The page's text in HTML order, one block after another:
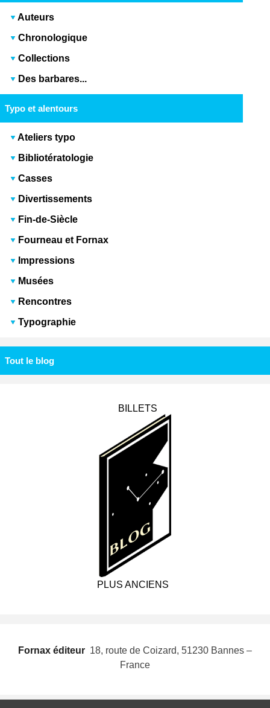
Auteurs
Chronologique
Collections
Des barbares...
Typo et alentours
Ateliers typo
Bibliotératologie
Casses
Divertissements
Fin-de-Siècle
Fourneau et Fornax
Impressions
Musées
Rencontres
Typographie
Tout le blog
BILLETS
PLUS ANCIENS
Fornax éditeur  18, route de Coizard, 51230 Bannes –
France